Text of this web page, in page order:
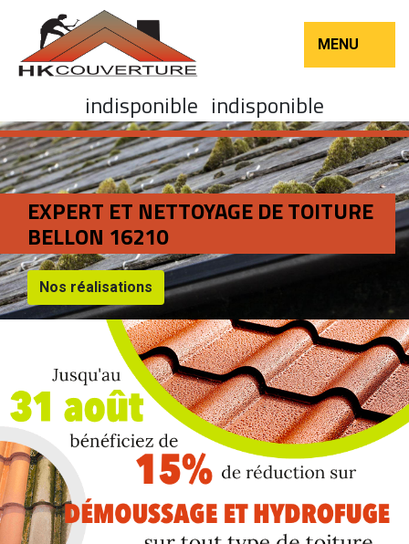
MENU
indisponible indisponible
EXPERT ET NETTOYAGE DE TOITURE
BELLON 16210
Nos réalisations